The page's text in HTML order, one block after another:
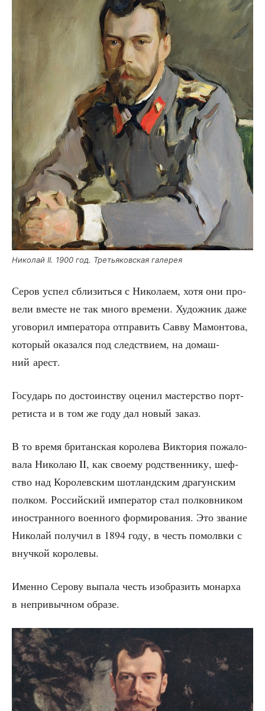
Нико­лай II. 1900 год. Тре­тья­ков­ская галерея
Серов успел сбли­зить­ся с Нико­ла­ем, хотя они про­
ве­ли вме­сте не так мно­го вре­ме­ни. Худож­ник даже
уго­во­рил импе­ра­то­ра отпра­вить Сав­ву Мамон­то­ва,
кото­рый ока­зал­ся под след­стви­ем, на домаш­
ний арест.
Госу­дарь по досто­ин­ству оце­нил мастер­ство порт­
ре­ти­ста и в том же году дал новый заказ.
В то вре­мя бри­тан­ская коро­ле­ва Вик­то­рия пожа­ло­
ва­ла Нико­лаю II, как сво­е­му род­ствен­ни­ку, шеф­
ство над Коро­лев­ским шот­ланд­ским дра­гун­ским
пол­ком. Рос­сий­ский импе­ра­тор стал пол­ков­ни­ком
ино­стран­но­го воен­но­го фор­ми­ро­ва­ния. Это зва­ние
Нико­лай полу­чил в 1894 году, в честь помолв­ки с
внуч­кой королевы.
Имен­но Серо­ву выпа­ла честь изоб­ра­зить монар­ха
в непри­выч­ном образе.